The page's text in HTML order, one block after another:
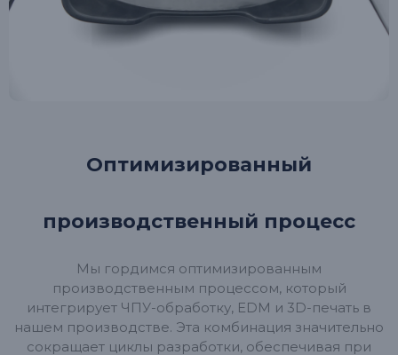
Оптимизированный
производственный процесс
Мы гордимся оптимизированным
производственным процессом, который
интегрирует ЧПУ-обработку, EDM и 3D-печать в
нашем производстве. Эта комбинация значительно
сокращает циклы разработки, обеспечивая при